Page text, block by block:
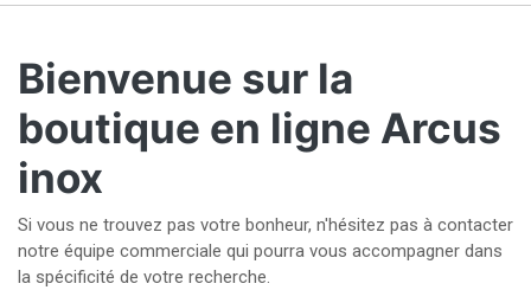
Bienvenue sur la
boutique en ligne Arcus
inox
Si vous ne trouvez pas votre bonheur, n'hésitez pas à contacter
notre équipe commerciale qui pourra vous accompagner dans
la spécificité de votre recherche.